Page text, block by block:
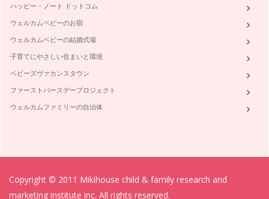
ハッピー・ノート ドットコム
ウェルカムベビーのお宿
ウェルカムベビーの結婚式場
子育てにやさしい住まいと環境
ベビーズヴァカンスタウン
ファーストバースデープロジェクト
ウェルカムファミリーの自治体
Copyright © 2011 Mikihouse child & family research and
marketing institute inc. All rights reserved.